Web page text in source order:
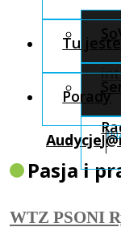
Tu
Porady
Audycje
Pasja i
WTZ PSONI